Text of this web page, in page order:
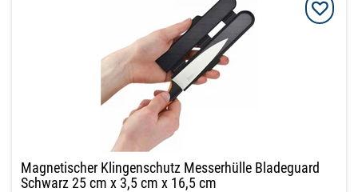
Magnetischer Klingenschutz Messerhülle Bladeguard
Schwarz 25 cm x 3,5 cm x 16,5 cm